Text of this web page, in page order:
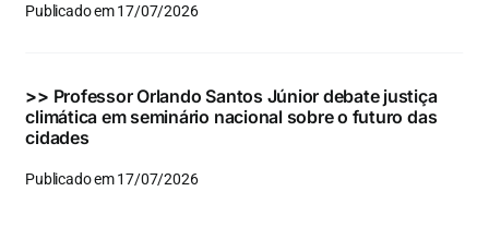
Publicado em 17/07/2026
>> Professor Orlando Santos Júnior debate justiça
climática em seminário nacional sobre o futuro das
cidades
Publicado em 17/07/2026